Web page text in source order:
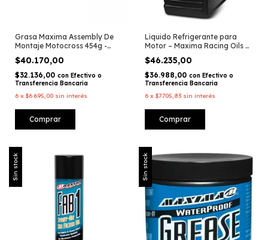
Grasa Maxima Assembly De
Montaje Motocross 454g -
$40.170,00
$32.136,00 con Efectivo o
Transferencia Bancaria
6 x $6.695,00 sin interés
Liquido Refrigerante para
Motor – Maxima Racing Oils –
$46.235,00
$36.988,00 con Efectivo o
Transferencia Bancaria
6 x $7.705,83 sin interés
Sin stock Sin stock